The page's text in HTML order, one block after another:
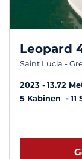
Leopard
Saint Lucia -
2023
13.72
5 Kabinen
11